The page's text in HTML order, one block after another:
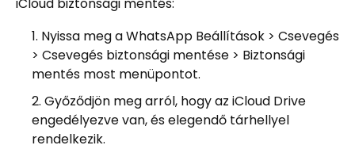
Nyissa meg a WhatsApp Beállítások > Csevegés
> Csevegés biztonsági mentése > Biztonsági
mentés most menüpontot.
Győződjön meg arról, hogy az iCloud Drive
engedélyezve van, és elegendő tárhellyel
rendelkezik.